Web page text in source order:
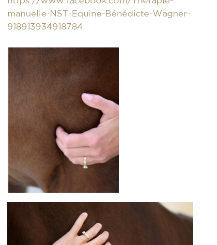
manuelle-NST-Equine-Bénédicte-Wagner-
918913934918784